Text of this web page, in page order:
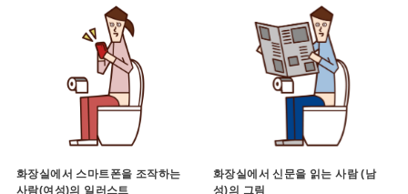
화장실에서 스마트폰을 조작하는
사람(여성)의 일러스트
화장실에서 신문을 읽는 사람 (남
성)의 그림